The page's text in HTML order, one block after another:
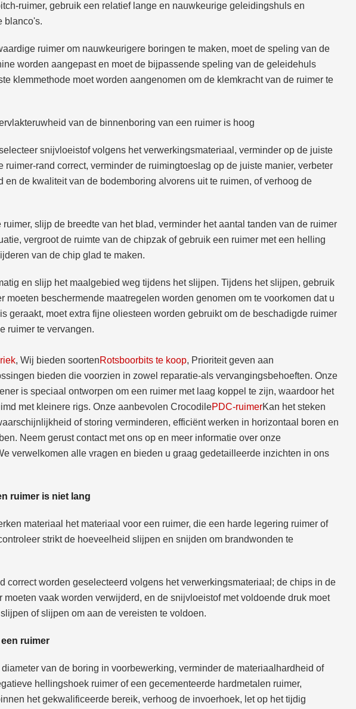
ruimer, gebruik een relatief lange en nauwkeurige geleidingshuls en
blanco's.
ruimer om nauwkeurigere boringen te maken, moet de speling van de
worden aangepast en moet de bijpassende speling van de geleidehuls
klemmethode moet worden aangenomen om de klemkracht van de ruimer te
van de binnenboring van een ruimer is hoog
snijvloeistof volgens het verwerkingsmateriaal, verminder op de juiste
ruimer-rand correct, verminder de ruimingtoeslag op de juiste manier, verbeter
en de kwaliteit van de bodemboring alvorens uit te ruimen, of verhoog de
slijp de breedte van het blad, verminder het aantal tanden van de ruimer
vergroot de ruimte van de chipzak of gebruik een ruimer met een helling
van de chip glad te maken.
en slijp het maalgebied weg tijdens het slijpen. Tijdens het slijpen, gebruik
moeten beschermende maatregelen worden genomen om te voorkomen dat u
geraakt, moet extra fijne oliesteen worden gebruikt om de beschadigde ruimer
ruimer te vervangen.
, Wij bieden soortenRotsboorbits te koop, Prioriteit geven aan
bieden die voorzien in zowel reparatie-als vervangingsbehoeften. Onze
is speciaal ontworpen om een ruimer met laag koppel te zijn, waardoor het
met kleinere rigs. Onze aanbevolen CrocodilePDC-ruimerKan het steken
of storing verminderen, efficiënt werken in horizontaal boren en
Neem gerust contact met ons op en meer informatie over onze
verwelkomen alle vragen en bieden u graag gedetailleerde inzichten in ons
ruimer is niet lang
materiaal het materiaal voor een ruimer, die een harde legering ruimer of
strikt de hoeveelheid slijpen en snijden om brandwonden te
correct worden geselecteerd volgens het verwerkingsmateriaal; de chips in de
moeten vaak worden verwijderd, en de snijvloeistof met voldoende druk moet
of slijpen om aan de vereisten te voldoen.
ruimer
van de boring in voorbewerking, verminder de materiaalhardheid of
hellingshoek ruimer of een gecementeerde hardmetalen ruimer,
het gekwalificeerde bereik, verhoog de invoerhoek, let op het tijdig